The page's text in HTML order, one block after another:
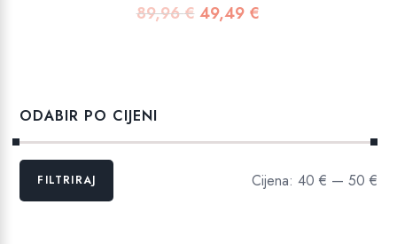
89,96€ Izvorna
49,49 €Trenutna
ODABIR PO CIJENI
Min
MaksFILTRIRAJ Cijena: 40 € — 50 €